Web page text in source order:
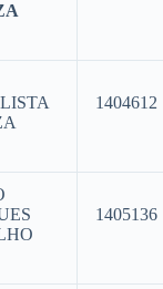
1404612
1405136